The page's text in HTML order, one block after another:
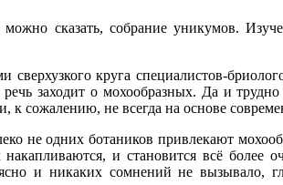
сказать, собрание уникумов.
круга специалистов-
заходит о мохообразных. Да и
к сожалению, не всегда на основе
не одних ботаников привлекают
и становится всё более
и никаких сомнений не вызывало,